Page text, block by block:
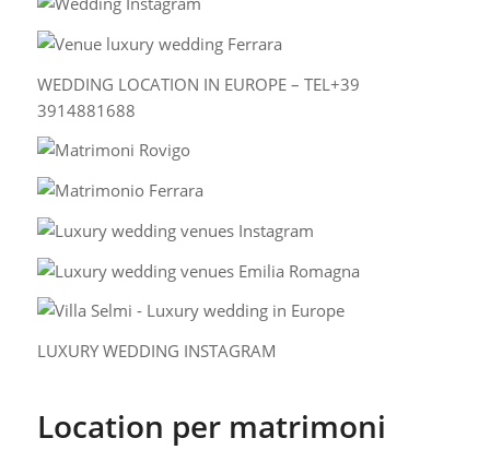
WEDDING LOCATION IN EUROPE – TEL+39
3914881688
LUXURY WEDDING INSTAGRAM
Location per matrimoni